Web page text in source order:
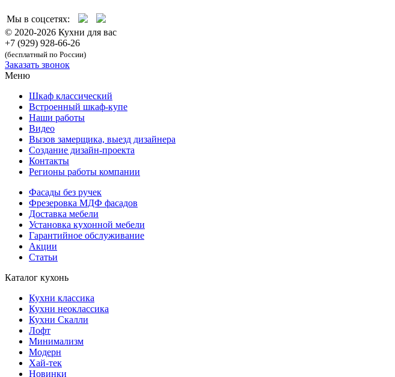
Мы в соцсетях:
© 2020-2026 Кухни для вас
+7 (929) 928-66-26
(бесплатный по России)
Заказать звонок
Меню
Шкаф классический
Встроенный шкаф-купе
Наши работы
Видео
Вызов замерщика, выезд дизайнера
Создание дизайн-проекта
Контакты
Регионы работы компании
Фасады без ручек
Фрезеровка МДФ фасадов
Доставка мебели
Установка кухонной мебели
Гарантийное обслуживание
Акции
Статьи
Каталог кухонь
Кухни классика
Кухни неоклассика
Кухни Скалли
Лофт
Минимализм
Модерн
Хай-тек
Новинки